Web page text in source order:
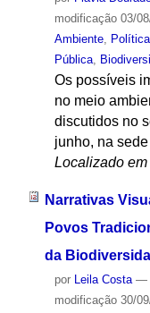
modificação03/
Ambiente,
Pública,
Os possíveis
no meio
discutidos no
junho, na
Localizado em
Narrativas
Povos
da
por Leila Costa —
modificação30/